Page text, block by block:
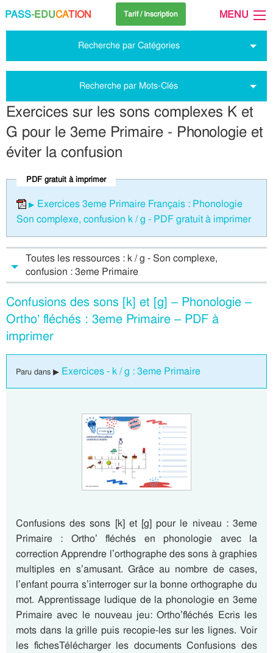
PASS-EDUCATION Tarif / Inscription MENU
Recherche par Catégories
Recherche par Mots-Clés
Exercices sur les sons complexes K et
G pour le 3eme Primaire - Phonologie et
éviter la confusion
PDF gratuit à imprimer
Exercices 3eme Primaire Français : Phonologie
Son complexe, confusion k / g - PDF gratuit à imprimer
Toutes les ressources : k / g - Son complexe,
confusion : 3eme Primaire
Confusions des sons [k] et [g] – Phonologie –
Ortho’ fléchés : 3eme Primaire – PDF à
imprimer
Paru dans ▶ Exercices - k / g : 3eme Primaire
Confusions des sons [k] et [g] pour le niveau : 3eme
Primaire : Ortho’ fléchés en phonologie avec la
correction Apprendre l’orthographe des sons à graphies
multiples en s’amusant. Grâce au nombre de cases,
l’enfant pourra s’interroger sur la bonne orthographe du
mot. Apprentissage ludique de la phonologie en 3eme
Primaire avec le nouveau jeu: Ortho’fléchés Ecris les
mots dans la grille puis recopie-les sur les lignes. Voir
les fichesTélécharger les documents Confusions des